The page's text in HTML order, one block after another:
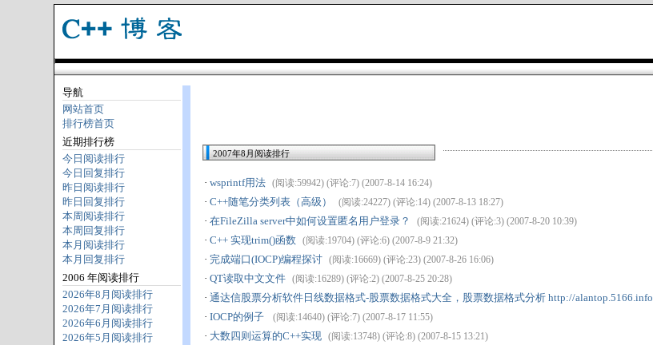
导航
网站首页
排行榜首页
近期排行榜
今日阅读排行
今日回复排行
昨日阅读排行
昨日回复排行
本周阅读排行
本周回复排行
本月阅读排行
本月回复排行
2006 年阅读排行
2026年8月阅读排行
2026年7月阅读排行
2026年6月阅读排行
2026年5月阅读排行
2007年8月阅读排行
·wsprintf用法 (阅读:59942) (评论:7) (2007-8-14 16:24)
·C++随笔分类列表（高级） (阅读:24227) (评论:14) (2007-8-13 18:27)
·在FileZilla server中如何设置匿名用户登录？ (阅读:21624) (评论:3) (2007-8-20 10:39)
·C++ 实现trim()函数 (阅读:19704) (评论:6) (2007-8-9 21:32)
·完成端口(IOCP)编程探讨 (阅读:16669) (评论:23) (2007-8-26 16:06)
·QT读取中文文件 (阅读:16289) (评论:2) (2007-8-25 20:28)
·通达信股票分析软件日线数据格式-股票数据格式大全，股票数据格式分析 http://alantop.5166.info
·IOCP的例子 (阅读:14640) (评论:7) (2007-8-17 11:55)
· 大数四则运算的C++实现 (阅读:13748) (评论:8) (2007-8-15 13:21)